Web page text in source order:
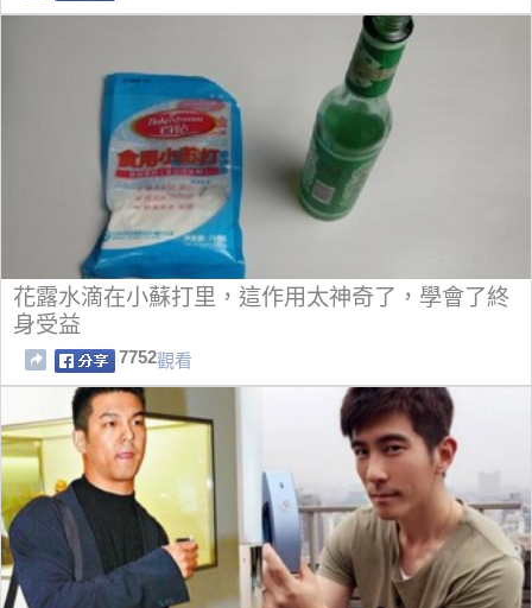
花露水滴在小蘇打里，這作用太神奇了，學會了終
身受益
7752觀看